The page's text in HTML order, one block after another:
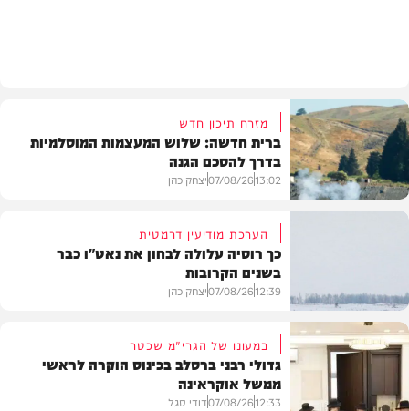
מזרח תיכון חדש
ברית חדשה: שלוש המעצמות המוסלמיות
בדרך להסכם הגנה
13:02
07/08/26יצחק כהן
הערכת מודיעין דרמטית
כך רוסיה עלולה לבחון את נאט"ו כבר
בשנים הקרובות
12:39
07/08/26יצחק כהן
במעונו של הגרי"מ שכטר
גדולי רבני ברסלב בכינוס הוקרה לראשי
ממשל אוקראינה
12:33
07/08/26דודי סגל